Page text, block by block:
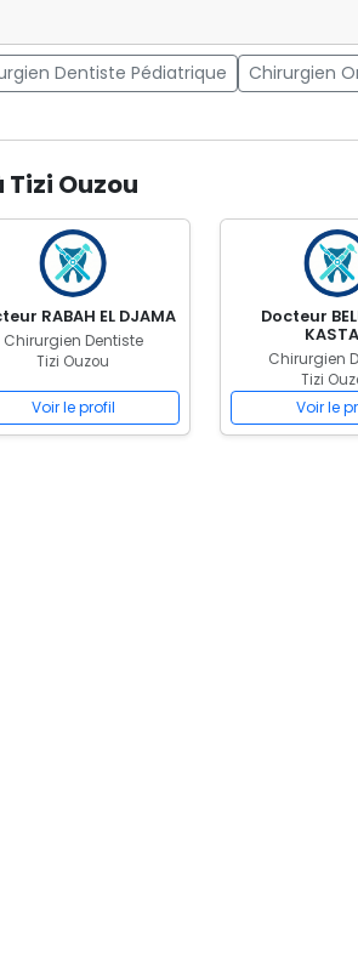
Dentiste Pédiatrique Chirurgien
Ouzou
RABAH EL DJAMA
Chirurgien Dentiste
Tizi Ouzou
Voir le profil
Docteur
Chirurgien
Tizi
Voir le